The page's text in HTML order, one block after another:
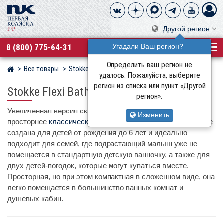
Другой регион
Угадали Ваш регион?
Определить ваш регион не
удалось. Пожалуйста, выберите
регион из списка или пункт «Другой
регион».
Изменить
8 (800) 775-64-31
Магазин детских колясок
Все товары Stokke
Stokke Flexi Bath X-Large
Увеличенная версия складной ванночки, которая на 25%
просторнее классической модели
. Stokke Flexi Bath X-Large
создана для детей от рождения до 6 лет и идеально
подходит для семей, где подрастающий малыш уже не
помещается в стандартную детскую ванночку, а также для
двух детей-погодок, которые могут купаться вместе.
Просторная, но при этом компактная в сложенном виде, она
легко помещается в большинство ванных комнат и
душевых кабин.